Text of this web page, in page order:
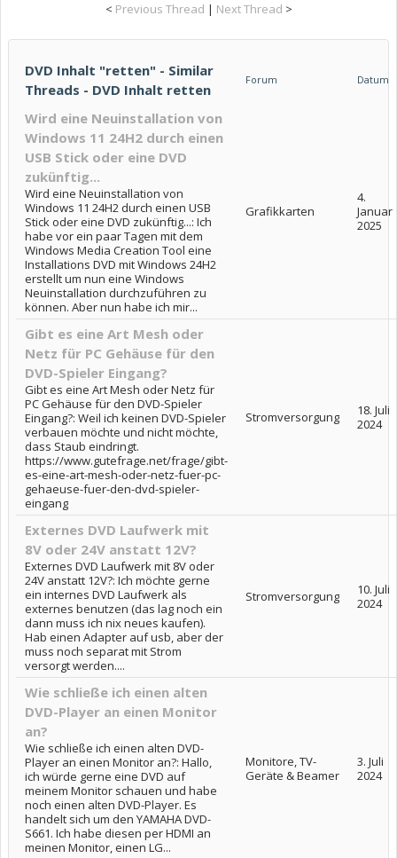
< Previous Thread | Next Thread >
DVD Inhalt "retten" - Similar
Threads - DVD Inhalt retten
Forum Datum
Wird eine Neuinstallation von
Windows 11 24H2 durch einen
USB Stick oder eine DVD
zukünftig...
Wird eine Neuinstallation von
Windows 11 24H2 durch einen USB
Stick oder eine DVD zukünftig...: Ich
habe vor ein paar Tagen mit dem
Windows Media Creation Tool eine
Installations DVD mit Windows 24H2
erstellt um nun eine Windows
Neuinstallation durchzuführen zu
können. Aber nun habe ich mir...
Grafikkarten
4.
Januar
2025
Gibt es eine Art Mesh oder
Netz für PC Gehäuse für den
DVD-Spieler Eingang?
Gibt es eine Art Mesh oder Netz für
PC Gehäuse für den DVD-Spieler
Eingang?: Weil ich keinen DVD-Spieler
verbauen möchte und nicht möchte,
dass Staub eindringt.
https://www.gutefrage.net/frage/gibt-
es-eine-art-mesh-oder-netz-fuer-pc-
gehaeuse-fuer-den-dvd-spieler-
eingang
Stromversorgung
18. Juli
2024
Externes DVD Laufwerk mit
8V oder 24V anstatt 12V?
Externes DVD Laufwerk mit 8V oder
24V anstatt 12V?: Ich möchte gerne
ein internes DVD Laufwerk als
externes benutzen (das lag noch ein
dann muss ich nix neues kaufen).
Hab einen Adapter auf usb, aber der
muss noch separat mit Strom
versorgt werden....
Stromversorgung
10. Juli
2024
Wie schließe ich einen alten
DVD-Player an einen Monitor
an?
Wie schließe ich einen alten DVD-
Player an einen Monitor an?: Hallo,
ich würde gerne eine DVD auf
meinem Monitor schauen und habe
noch einen alten DVD-Player. Es
handelt sich um den YAMAHA DVD-
S661. Ich habe diesen per HDMI an
meinen Monitor, einen LG...
Monitore, TV-
Geräte & Beamer
3. Juli
2024